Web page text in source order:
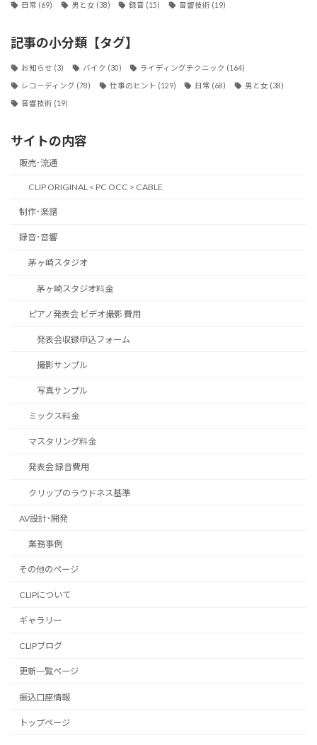
日常 (69) 男と女 (38) 録音 (15) 音響技術 (19)
記事の小分類【タグ】
お知らせ (3) バイク (30) ライディングテクニック (164)
レコーディング (78) 仕事のヒント (129) 日常 (68) 男と女 (38)
音響技術 (19)
サイトの内容
販売･流通
CLIP ORIGINAL < PC OCC > CABLE
制作･楽譜
録音･音響
茅ヶ崎スタジオ
茅ヶ崎スタジオ料金
ピアノ発表会 ビデオ撮影 費用
発表会収録申込フォーム
撮影サンプル
写真サンプル
ミックス料金
マスタリング料金
発表会 録音費用
クリップのラウドネス基準
AV設計･開発
業務事例
その他のページ
CLIPについて
ギャラリー
CLIPブログ
更新一覧ページ
振込口座情報
トップページ